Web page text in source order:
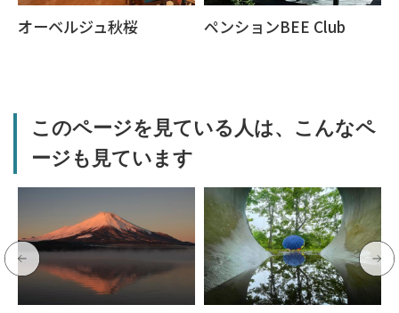
オーベルジュ秋桜 ペンションBEE Club
このページを見ている人は、こんなペ
ージも見ています